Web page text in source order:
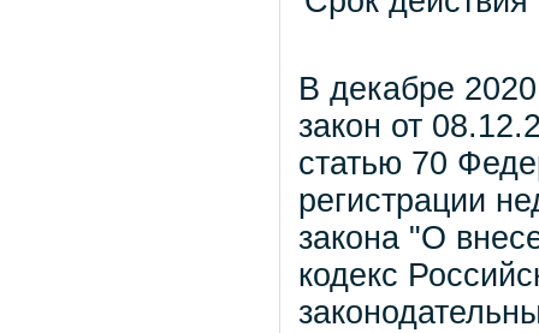
В декабре
закон от
статью 70
регистрации
закона "О
кодекс